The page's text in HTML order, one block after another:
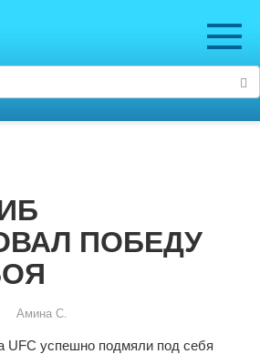
ПОБЕДУ
Амина С.
UFC успешно подмяли под себя